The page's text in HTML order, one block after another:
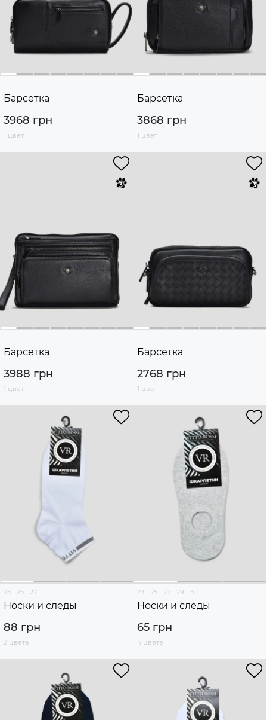
Барсетка
3968 грн
1 цвет
Барсетка
3868 грн
1 цвет
Барсетка
3988 грн
1 цвет
Барсетка
2768 грн
1 цвет
23 25 27
Носки и следы
88 грн
2 цвета
23 25 27 29 31
Носки и следы
65 грн
4 цвета